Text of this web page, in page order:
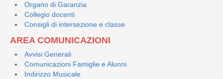
Organo di Garanzia
Collegio docenti
Consigli di intersezione e classe
AREA COMUNICAZIONI
Avvisi Generali
Comunicazioni Famiglie e Alunni
Indirizzo Musicale